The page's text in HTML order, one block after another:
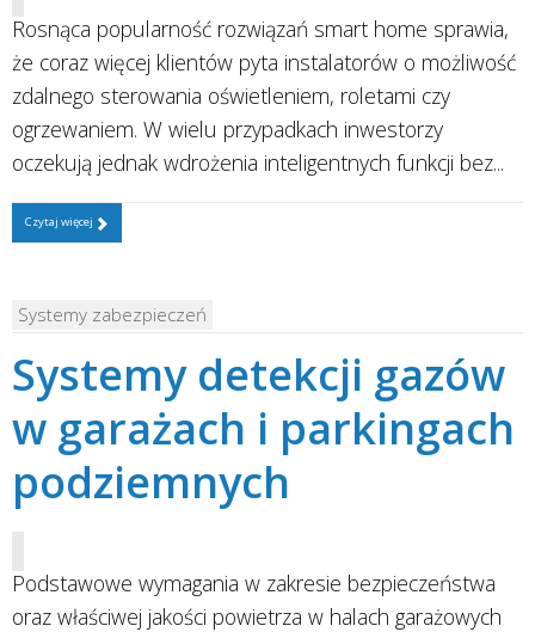
Rosnąca popularność rozwiązań smart home sprawia,
że coraz więcej klientów pyta instalatorów o możliwość
zdalnego sterowania oświetleniem, roletami czy
ogrzewaniem. W wielu przypadkach inwestorzy
oczekują jednak wdrożenia inteligentnych funkcji bez...
Czytaj więcej
Systemy zabezpieczeń
Systemy detekcji gazów
w garażach i parkingach
podziemnych
Podstawowe wymagania w zakresie bezpieczeństwa
oraz właściwej jakości powietrza w halach garażowych